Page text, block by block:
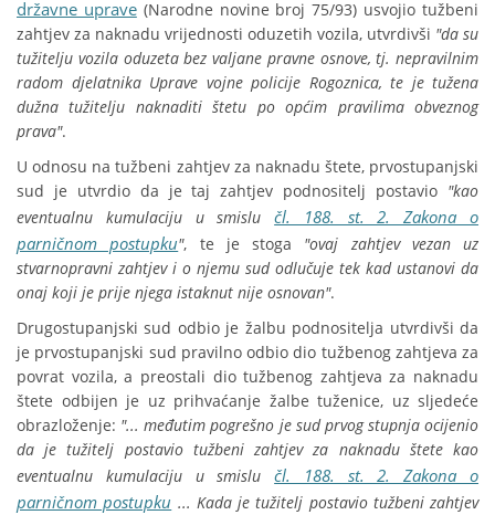
državne uprave(Narodne novine broj 75/93) usvojio tužbeni
zahtjev za naknadu vrijednosti oduzetih vozila, utvrdivši "da su
tužitelju vozila oduzeta bez valjane pravne osnove, tj. nepravilnim
radom djelatnika Uprave vojne policije Rogoznica, te je tužena
dužna tužitelju naknaditi štetu po općim pravilima obveznog
prava".
U odnosu na tužbeni zahtjev za naknadu štete, prvostupanjski
sud je utvrdio da je taj zahtjev podnositelj postavio "kao
eventualnu kumulaciju u smislučl. 188. st. 2. Zakona o
parničnom postupku", te je stoga "ovaj zahtjev vezan uz
stvarnopravni zahtjev i o njemu sud odlučuje tek kad ustanovi da
onaj koji je prije njega istaknut nije osnovan".
Drugostupanjski sud odbio je žalbu podnositelja utvrdivši da
je prvostupanjski sud pravilno odbio dio tužbenog zahtjeva za
povrat vozila, a preostali dio tužbenog zahtjeva za naknadu
štete odbijen je uz prihvaćanje žalbe tuženice, uz sljedeće
obrazloženje: "... međutim pogrešno je sud prvog stupnja ocijenio
da je tužitelj postavio tužbeni zahtjev za naknadu štete kao
eventualnu kumulaciju u smislučl. 188. st. 2. Zakona o
parničnom postupku ... Kada je tužitelj postavio tužbeni zahtjev